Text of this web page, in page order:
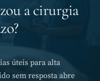
a cirurgia
úteis para alta
sem resposta abre